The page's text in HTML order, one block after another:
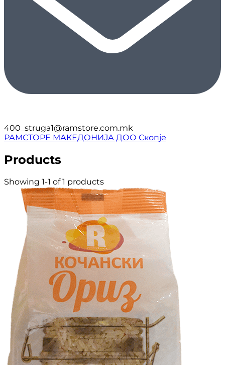
400_struga1@ramstore.com.mk
РАМСТОРЕ МАКЕДОНИЈА ДОО Скопје
Products
Showing 1-1 of 1 products